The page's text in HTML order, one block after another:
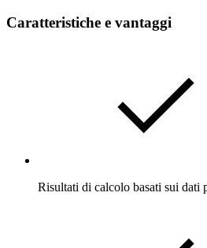
Caratteristiche e vantaggi
Risultati di calcolo basati sui dati